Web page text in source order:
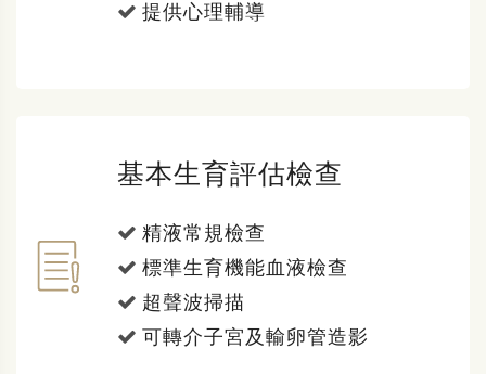
提供心理輔導
基本生育評估檢查
精液常規檢查
標準生育機能血液檢查
超聲波掃描
可轉介子宮及輸卵管造影